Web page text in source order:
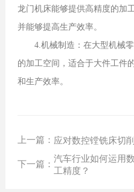
龙门机床能够提供高精度的加
并能够提高生产效率。
4.机械制造：在大型机械零
的加工空间，适合于大件工件
和生产效率。
上一篇： 应对数控镗铣床切
下一篇：
汽车行业如何运用
工精度？